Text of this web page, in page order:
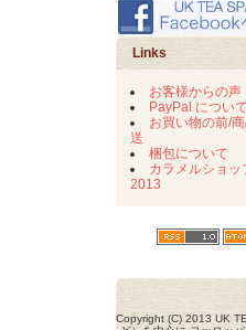
Links
お客様からの声
PayPal について
お買い物の前/
送
梱包について
カラメルショッ
2013
Copyright (C) 2013 UK